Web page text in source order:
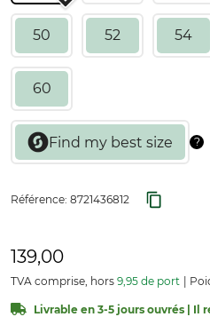
50 52 54
60
Référence: 8721436812
139,00
TVA comprise, hors 9,95 de port
Livrable en 3-5 jours ouvrés | Il